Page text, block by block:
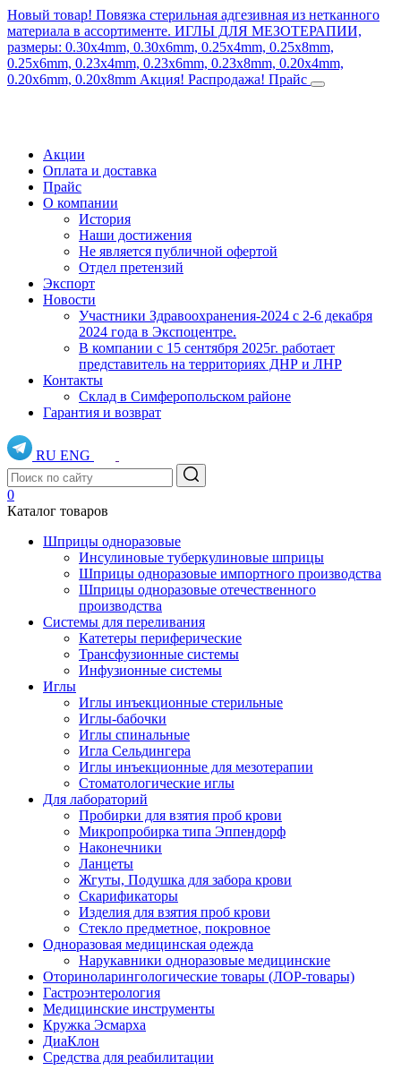
Новый товар! Повязка стерильная адгезивная из нетканного
материала в ассортименте. ИГЛЫ ДЛЯ МЕЗОТЕРАПИИ,
размеры: 0.30x4mm, 0.30x6mm, 0.25x4mm, 0.25x8mm,
0.25x6mm, 0.23x4mm, 0.23x6mm, 0.23x8mm, 0.20x4mm,
0.20x6mm, 0.20x8mm Акция! Распродажа! Прайс
Акции
Оплата и доставка
Прайс
О компании
История
Наши достижения
Не является публичной офертой
Отдел претензий
Экспорт
Новости
Участники Здравоохранения-2024 с 2-6 декабря
2024 года в Экспоцентре.
В компании с 15 сентября 2025г. работает
представитель на территориях ДНР и ЛНР
Контакты
Склад в Симферопольском районе
Гарантия и возврат
RU ENG
0
Каталог товаров
Шприцы одноразовые
Инсулиновые туберкулиновые шприцы
Шприцы одноразовые импортного производства
Шприцы одноразовые отечественного
производства
Системы для переливания
Катетеры периферические
Трансфузионные системы
Инфузионные системы
Иглы
Иглы инъекционные стерильные
Иглы-бабочки
Иглы спинальные
Игла Сельдингера
Иглы инъекционные для мезотерапии
Стоматологические иглы
Для лабораторий
Пробирки для взятия проб крови
Микропробирка типа Эппендорф
Наконечники
Ланцеты
Жгуты, Подушка для забора крови
Скарификаторы
Изделия для взятия проб крови
Стекло предметное, покровное
Одноразовая медицинская одежда
Нарукавники одноразовые медицинские
Оториноларингологические товары (ЛОР-товары)
Гастроэнтерология
Медицинские инструменты
Кружка Эсмарха
ДиаКлон
Средства для реабилитации